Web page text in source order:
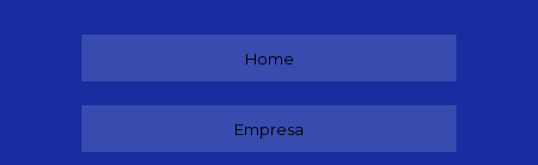
Home
Empresa